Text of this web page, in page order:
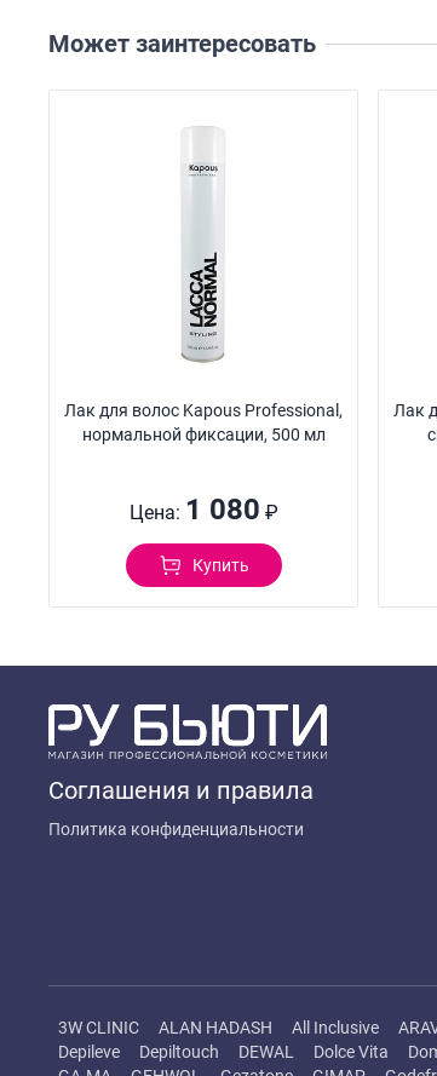
Может заинтересовать
Лак для волос Kapous Professional,
нормальной фиксации, 500 мл
Цена: 1 080 ₽
Купить
Лак
Соглашения и правила
Политика конфиденциальности
3W CLINIC ALAN HADASH All Inclusive
Depileve
Depiltouch DEWAL Dolce Vita